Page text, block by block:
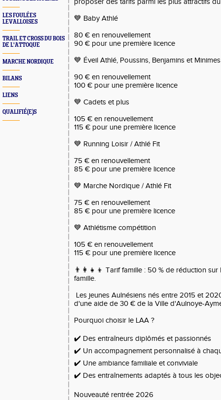
LES FOULÉES
LEVALLOISES
TRAIL ET CROSS DU BOIS
DE L'ATTOQUE
MARCHE NORDIQUE
BILANS
LIENS
QUALIFIÉ(E)S
proposer des tarifs parmi les plus attractifs
💙 Baby Athlé
80 € en renouvellement
90 € pour une première licence
💙 Éveil Athlé, Poussins, Benjamins et Minimes
90 € en renouvellement
100 € pour une première licence
💙 Cadets et plus
105 € en renouvellement
115 € pour une première licence
💙 Running Loisir / Athlé Fit
75 € en renouvellement
85 € pour une première licence
💙 Marche Nordique / Athlé Fit
75 € en renouvellement
85 € pour une première licence
💙 Athlétisme compétition
105 € en renouvellement
115 € pour une première licence
👨‍👩‍👧‍👦 Tarif famille : 50 % de réduction sur
famille.
Les jeunes Aulnésiens nés entre 2015 et
d'une aide de 30 € de la Ville d'Aulnoye-
Pourquoi choisir le LAA ?
✔️ Des entraîneurs diplômés et passionnés
✔️ Un accompagnement personnalisé à
✔️ Une ambiance familiale et conviviale
✔️ Des entraînements adaptés à tous les
Nouveauté rentrée 2026